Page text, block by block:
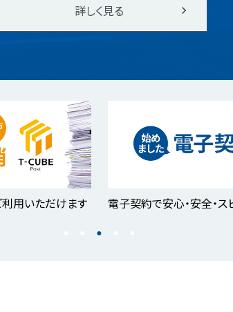
詳しく見る
用いただけます 電子契約で安心・安全・ス